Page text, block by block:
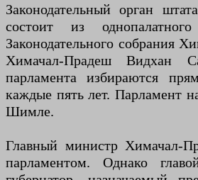
Законодательный орган
состоит из
Законодательного собрания
Химачал-Прадеш Видхан
парламента избираются
каждые пять лет. Парламент
Шимле.
Главный министр Химачал-
парламентом. Однако